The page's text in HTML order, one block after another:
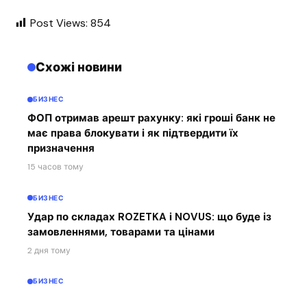
Post Views: 854
Схожі новини
БИЗНЕС
ФОП отримав арешт рахунку: які гроші банк не
має права блокувати і як підтвердити їх
призначення
15 часов тому
БИЗНЕС
Удар по складах ROZETKA і NOVUS: що буде із
замовленнями, товарами та цінами
2 дня тому
БИЗНЕС